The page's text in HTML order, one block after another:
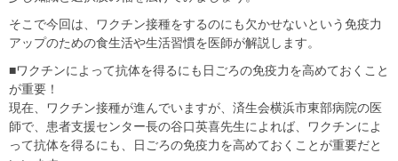
そこで今回は、ワクチン接種をするのにも欠かせないという免疫力
アップのための食生活や生活習慣を医師が解説します。
■ワクチンによって抗体を得るにも日ごろの免疫力を高めておくこと
が重要！
現在、ワクチン接種が進んでいますが、済生会横浜市東部病院の医
師で、患者支援センター長の谷口英喜先生によれば、ワクチンによ
って抗体を得るにも、日ごろの免疫力を高めておくことが重要だと